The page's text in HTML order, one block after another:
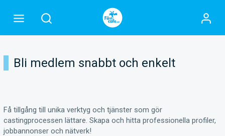
Bli medlem snabbt och enkelt
Få tillgång till unika verktyg och tjänster som gör
castingprocessen lättare. Skapa och hitta professionella profiler,
jobbannonser och nätverk!